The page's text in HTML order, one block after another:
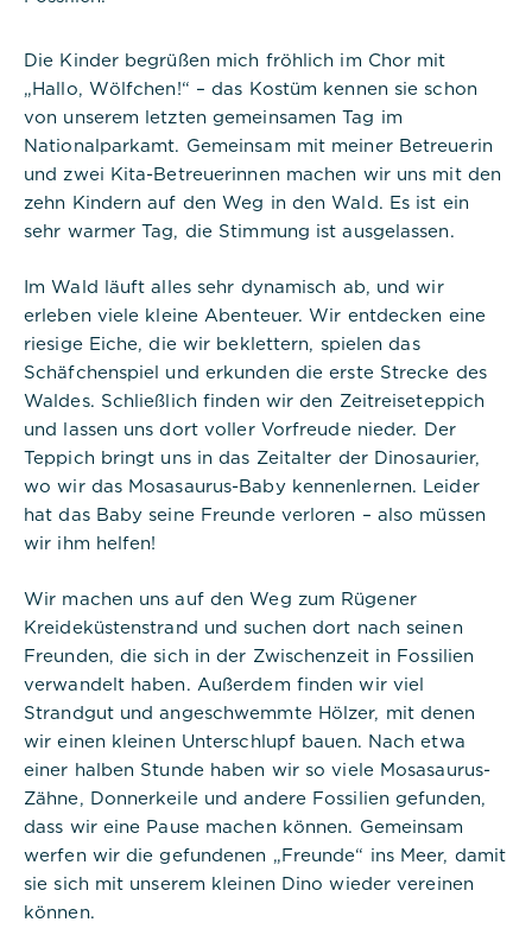
Die Kinder begrüßen mich fröhlich im Chor mit
„Hallo, Wölfchen!“ – das Kostüm kennen sie schon
von unserem letzten gemeinsamen Tag im
Nationalparkamt. Gemeinsam mit meiner Betreuerin
und zwei Kita-Betreuerinnen machen wir uns mit den
zehn Kindern auf den Weg in den Wald. Es ist ein
sehr warmer Tag, die Stimmung ist ausgelassen.
Im Wald läuft alles sehr dynamisch ab, und wir
erleben viele kleine Abenteuer. Wir entdecken eine
riesige Eiche, die wir beklettern, spielen das
Schäfchenspiel und erkunden die erste Strecke des
Waldes. Schließlich finden wir den Zeitreiseteppich
und lassen uns dort voller Vorfreude nieder. Der
Teppich bringt uns in das Zeitalter der Dinosaurier,
wo wir das Mosasaurus-Baby kennenlernen. Leider
hat das Baby seine Freunde verloren – also müssen
wir ihm helfen!
Wir machen uns auf den Weg zum Rügener
Kreideküstenstrand und suchen dort nach seinen
Freunden, die sich in der Zwischenzeit in Fossilien
verwandelt haben. Außerdem finden wir viel
Strandgut und angeschwemmte Hölzer, mit denen
wir einen kleinen Unterschlupf bauen. Nach etwa
einer halben Stunde haben wir so viele Mosasaurus-
Zähne, Donnerkeile und andere Fossilien gefunden,
dass wir eine Pause machen können. Gemeinsam
werfen wir die gefundenen „Freunde“ ins Meer, damit
sie sich mit unserem kleinen Dino wieder vereinen
können.
Website benötigt und helfen dabei, unsere
Website nutzbar zu machen sowie Zugriffe auf
sichere Bereiche unserer Website ermöglichen.
Cookie Informationen anzeigen
PHPSESSID
Anbieter:
Commerzbank Umweltpraktikum
Cookie Name:
PHPSESSID
Dauer:
Beschreibung:
Dieses Cookie ist nativ für PHP-
Anwendungen. Das Cookie wird
verwendet, um die eindeutige
Sitzungs-ID eines Benutzers zu
speichern und zu identifizieren, um
die Benutzersitzung auf der
Website zu verwalten. Das Cookie
ist ein Session-Cookie und wird
gelöscht, wenn alle Browserfenster
geschlossen sind.